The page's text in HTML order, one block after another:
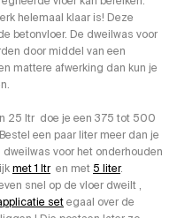
helemaal klaar is! Deze
betonvloer. De dweilwas voor
door middel van een
mattere afwerking dan kun je
25 ltr doe je een 375 tot 500
een paar liter meer dan je
voor het onderhouden
met 1 ltren met 5 liter.
snel op de vloer dweilt ,
setegaal over de